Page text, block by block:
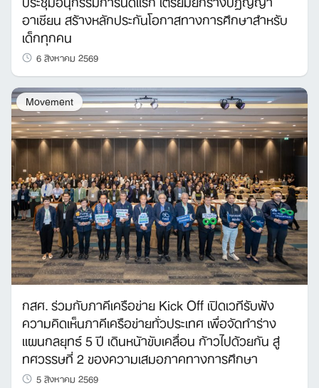
Search
for:
อาเซียน สร้างหลักประกันโอกาสทางการศึกษาสำหรับ
เด็กทุกคน
6 สิงหาคม 2569
Movement
กสศ. ร่วมกับภาคีเครือข่าย Kick Off เปิดเวทีรับฟัง
ความคิดเห็นภาคีเครือข่ายทั่วประเทศ เพื่อจัดทำร่าง
แผนกลยุทธ์ 5 ปี เดินหน้าขับเคลื่อน ก้าวไปด้วยกัน สู่
ทศวรรษที่ 2 ของความเสมอภาคทางการศึกษา
5 สิงหาคม 2569